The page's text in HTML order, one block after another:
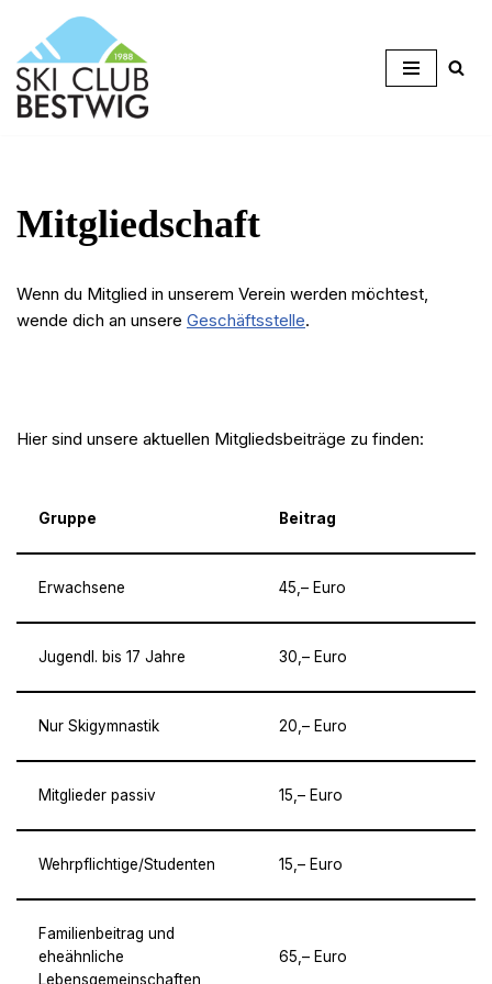
Zum
Inhalt
springen
Mitgliedschaft
Wenn du Mitglied in unserem Verein werden möchtest,
wende dich an unsere Geschäftsstelle.
Hier sind unsere aktuellen Mitgliedsbeiträge zu finden:
Gruppe Beitrag
Erwachsene 45,– Euro
Jugendl. bis 17 Jahre 30,– Euro
Nur Skigymnastik 20,– Euro
Mitglieder passiv 15,– Euro
Wehrpflichtige/Studenten 15,– Euro
Familienbeitrag und
eheähnliche
Lebensgemeinschaften
65,– Euro